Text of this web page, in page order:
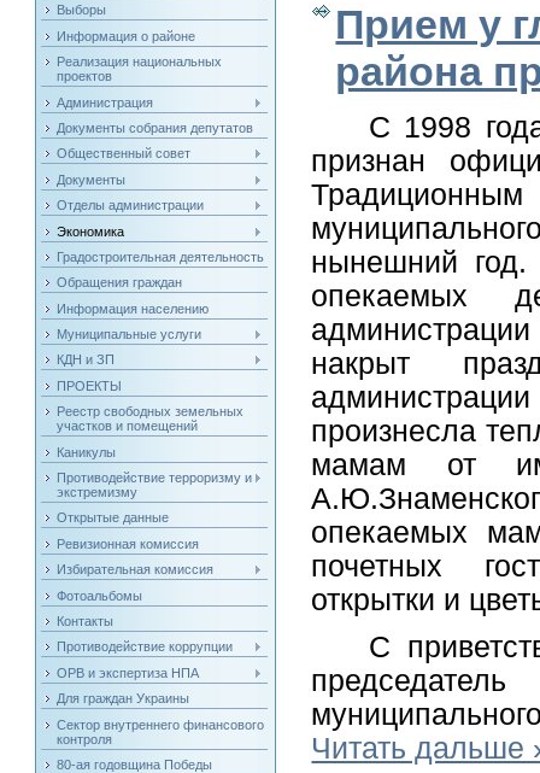
Выборы
Информация о районе
Реализация национальных
проектов
Администрация
Документы собрания депутатов
Общественный совет
Документы
Отделы администрации
Экономика
Градостроительная деятельность
Обращения граждан
Информация населению
Муниципальные услуги
КДН и ЗП
ПРОЕКТЫ
Реестр свободных земельных
участков и помещений
Каникулы
Противодействие терроризму и
экстремизму
Открытые данные
Ревизионная комиссия
Избирательная комиссия
Фотоальбомы
Контакты
Противодействие коррупции
ОРВ и экспертиза НПА
Для граждан Украины
Сектор внутреннего финансового
контроля
80-ая годовщина Победы
Прием у
района
С 1998
признан
нынешний
опекаемых
накрыт
произнесла
мамам от
опекаемых
почетных
открытки и
С
Читать дальше